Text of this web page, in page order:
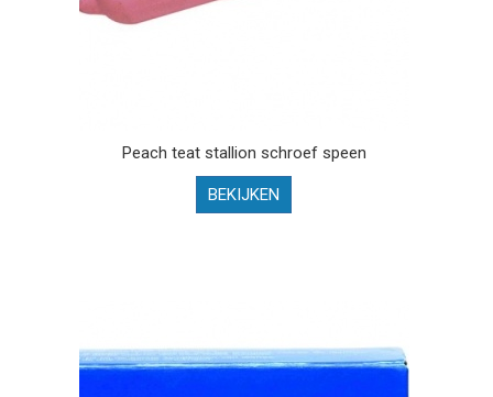
Peach teat stallion schroef speen
BEKIJKEN